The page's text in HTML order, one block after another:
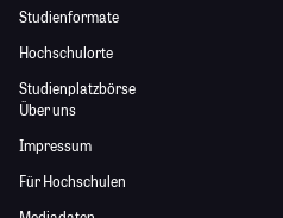
Studienformate
Hochschulorte
Studienplatzbörse
Über uns
Impressum
Für Hochschulen